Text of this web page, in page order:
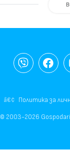
Политика за
© 2003-2026